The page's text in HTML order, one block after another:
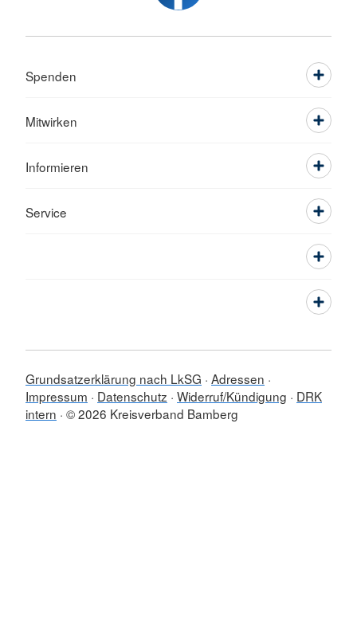
Spenden
Mitwirken
Informieren
Service
Grundsatzerklärung nach LkSG Adressen
Impressum
Datenschutz Widerruf/Kündigung
DRK
intern © 2026 Kreisverband Bamberg